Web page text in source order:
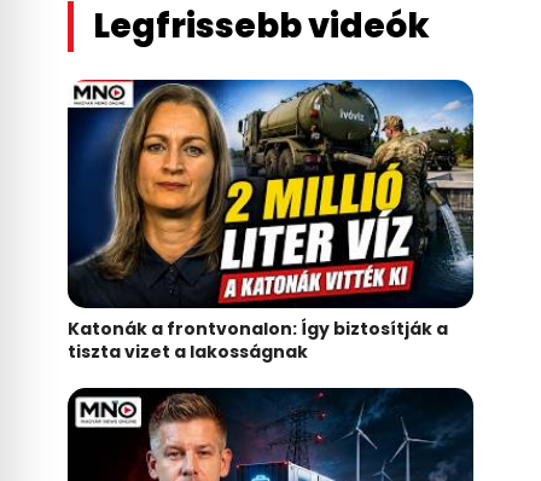
Legfrissebb videók
Katonák a frontvonalon: Így biztosítják a
tiszta vizet a lakosságnak